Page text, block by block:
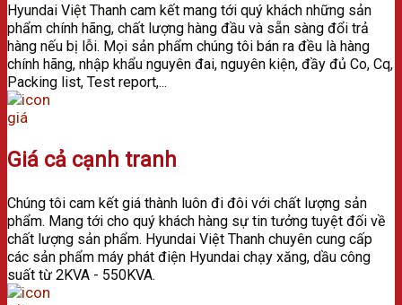
Hyundai Việt Thanh cam kết mang tới quý khách những sản
phẩm chính hãng, chất lượng hàng đầu và sẵn sàng đổi trả
hàng nếu bị lỗi. Mọi sản phẩm chúng tôi bán ra đều là hàng
chính hãng, nhập khẩu nguyên đai, nguyên kiện, đầy đủ Co, Cq,
Packing list, Test report,...
Giá cả cạnh tranh
Chúng tôi cam kết giá thành luôn đi đôi với chất lượng sản
phẩm. Mang tới cho quý khách hàng sự tin tưởng tuyệt đối về
chất lượng sản phẩm. Hyundai Việt Thanh chuyên cung cấp
các sản phẩm máy phát điện Hyundai chạy xăng, dầu công
suất từ 2KVA - 550KVA.